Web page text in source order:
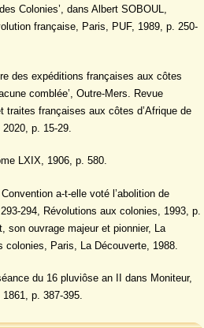
Colonies’, dans Albert SOBOUL,
française, Paris, PUF, 1989, p. 250-
des expéditions françaises aux côtes
comblée’, Outre-Mers. Revue
traites françaises aux côtes d’Afrique de
p. 15-29.
LXIX, 1906, p. 580.
a-t-elle voté l’abolition de
293-294, Révolutions aux colonies, 1993, p.
son ouvrage majeur et pionnier, La
Paris, La Découverte, 1988.
du 16 pluviôse an II dans Moniteur,
p. 387-395.